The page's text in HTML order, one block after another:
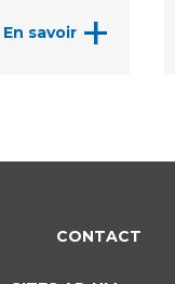
En savoir +
CONTACT